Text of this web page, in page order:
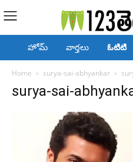
హోమ్ వార్తలు ఓటిటి
Home surya-sai-abhyankar
surya-sai-